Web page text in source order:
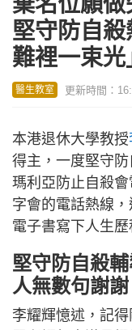
堅守防自
難裡一束
醫生教室 更新時間：
本港退休大學教授
得主，一度堅守
瑪利亞防止自殺
字會的電話熱線
電子書寫下人生歷
堅守防自殺
人無數句謝謝
李耀輝憶述，記